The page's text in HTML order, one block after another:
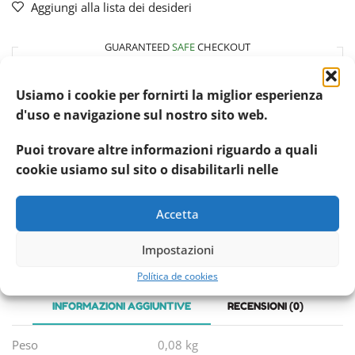
Usiamo i cookie per fornirti la miglior esperienza
d'uso e navigazione sul nostro sito web.
Puoi trovare altre informazioni riguardo a quali
cookie usiamo sul sito o disabilitarli nelle
Accetta
Impostazioni
Política de cookies
Aggiungi alla lista dei desideri
GUARANTEEDSAFECHECKOUT
Codice articolo:20597
Categoria:Humpet Store
INFORMAZIONI AGGIUNTIVE RECENSIONI (0)
Peso 0,08 kg